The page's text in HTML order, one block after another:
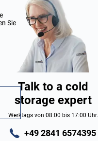
Sie
Talk to a cold
storage expert
Werktags von 08:00 bis 17:00 Uhr.
+49 2841 6574395